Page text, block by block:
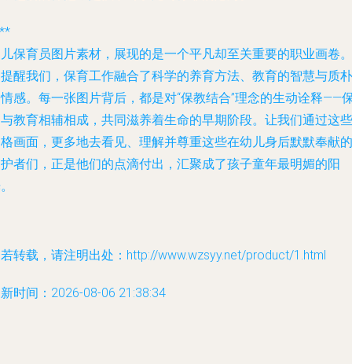
保育员图片素材，展现的是一个平凡却至关重要的职业画卷。
醒我们，保育工作融合了科学的养育方法、教育的智慧与质朴
感。每一张图片背后，都是对“保教结合”理念的生动诠释——
教育相辅相成，共同滋养着生命的早期阶段。让我们通过这些
画面，更多地去看见、理解并尊重这些在幼儿身后默默奉献的
者们，正是他们的点滴付出，汇聚成了孩子童年最明媚的阳
转载，请注明出处：http://www.wzsyy.net/product/1.html
时间：2026-08-06 21:38:34